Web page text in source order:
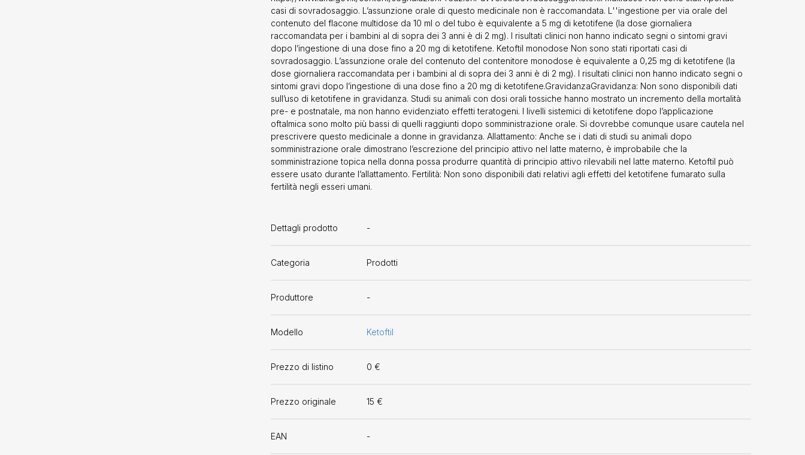
improbabile che la somministrazione topica nella donna possa produrre quantità di principio
attivo rilevabili nel latte materno. Ketoftil può essere usato durante l’allattamento. Fertilità: Non
sono disponibili dati relativi agli effetti del ketotifene fumarato sulla fertilità negli esseri umani.
casi di sovradosaggio. L’assunzione orale di questo medicinale non è raccomandata. L''ingestione per via orale del
contenuto del flacone multidose da 10 ml o del tubo è equivalente a 5 mg di ketotifene (la dose giornaliera
raccomandata per i bambini al di sopra dei 3 anni è di 2 mg). I risultati clinici non hanno indicato segni o sintomi gravi
dopo l’ingestione di una dose fino a 20 mg di ketotifene. Ketoftil monodose Non sono stati riportati casi di
sovradosaggio. L’assunzione orale del contenuto del contenitore monodose è equivalente a 0,25 mg di ketotifene (la
dose giornaliera raccomandata per i bambini al di sopra dei 3 anni è di 2 mg). I risultati clinici non hanno indicato segni o
sintomi gravi dopo l’ingestione di una dose fino a 20 mg di ketotifene.GravidanzaGravidanza: Non sono disponibili dati
sull’uso di ketotifene in gravidanza. Studi su animali con dosi orali tossiche hanno mostrato un incremento della mortalità
pre- e postnatale, ma non hanno evidenziato effetti teratogeni. I livelli sistemici di ketotifene dopo l’applicazione
oftalmica sono molto più bassi di quelli raggiunti dopo somministrazione orale. Si dovrebbe comunque usare cautela nel
prescrivere questo medicinale a donne in gravidanza. Allattamento: Anche se i dati di studi su animali dopo
somministrazione orale dimostrano l’escrezione del principio attivo nel latte materno, è improbabile che la
somministrazione topica nella donna possa produrre quantità di principio attivo rilevabili nel latte materno. Ketoftil può
essere usato durante l’allattamento. Fertilità: Non sono disponibili dati relativi agli effetti del ketotifene fumarato sulla
fertilità negli esseri umani.
Dettagli prodotto -
Categoria Prodotti
Produttore -
Modello Ketoftil
Prezzo di listino 0 €
Prezzo originale 15 €
EAN -